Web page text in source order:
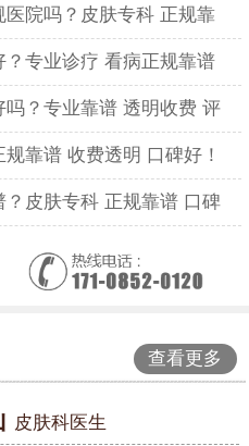
院吗？皮肤专科 正规靠
专业诊疗 看病正规靠谱
？专业靠谱 透明收费 评
靠谱 收费透明 口碑好！
皮肤专科 正规靠谱 口碑
查看更多
皮肤科医生